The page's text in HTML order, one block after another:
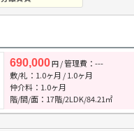
690,000円/ 管理費：---
敷/礼： 1.0ヶ月 /1.0ヶ月
仲介料： 1.0ヶ月
階/間/面：17階/2LDK/84.21㎡